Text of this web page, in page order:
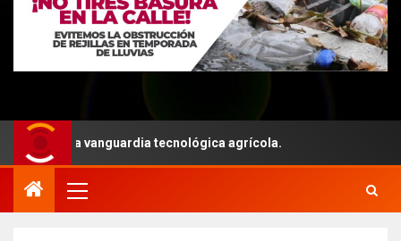
con la vanguardia tecnológica agrícola.